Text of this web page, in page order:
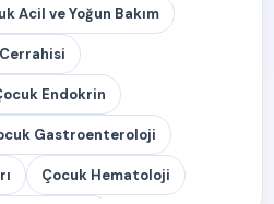
Acil ve Yoğun Bakım
Endokrin
Gastroenteroloji
Çocuk Hematoloji